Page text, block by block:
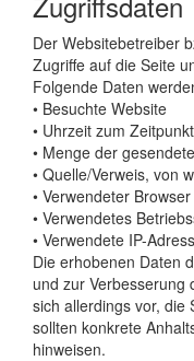
Der Websitebetreiber
Zugriffe auf die Seite
Folgende Daten
• Besuchte Website
• Uhrzeit zum
• Menge der
• Quelle/Verweis, von
• Verwendeter Browser
• Verwendetes
• Verwendete IP-
Die erhobenen Daten
und zur Verbesserung
sich allerdings vor, die
sollten konkrete
hinweisen.